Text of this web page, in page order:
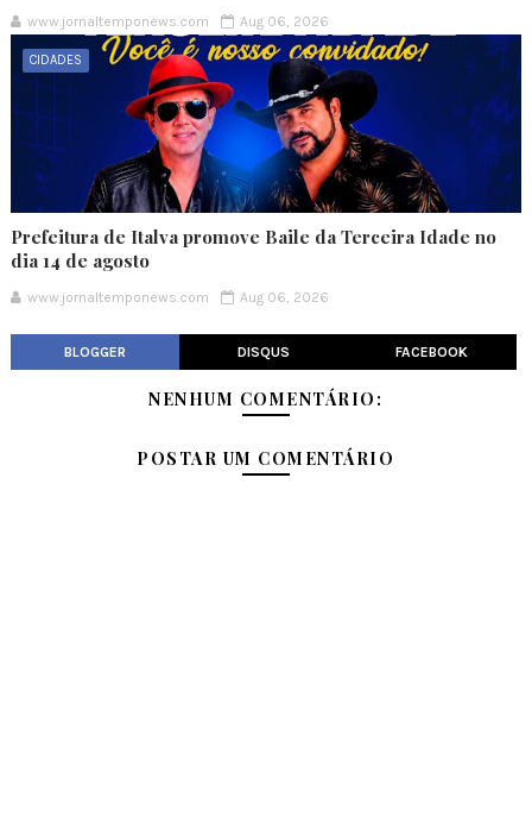
www.jornaltemponews.com Aug 06, 2026
CIDADES
Prefeitura de Italva promove Baile da Terceira Idade no
dia 14 de agosto
www.jornaltemponews.com Aug 06, 2026
BLOGGER DISQUS FACEBOOK
NENHUM COMENTÁRIO:
POSTAR UM COMENTÁRIO